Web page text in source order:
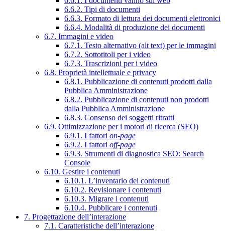
6.6.2. Tipi di documenti
6.6.3. Formato di lettura dei documenti elettronici
6.6.4. Modalità di produzione dei documenti
6.7. Immagini e video
6.7.1. Testo alternativo (alt text) per le immagini
6.7.2. Sottotitoli per i video
6.7.3. Trascrizioni per i video
6.8. Proprietà intellettuale e privacy
6.8.1. Pubblicazione di contenuti prodotti dalla
Pubblica Amministrazione
6.8.2. Pubblicazione di contenuti non prodotti
dalla Pubblica Amministrazione
6.8.3. Consenso dei soggetti ritratti
6.9. Ottimizzazione per i motori di ricerca (SEO)
6.9.1. I fattori on-page
6.9.2. I fattori off-page
6.9.3. Strumenti di diagnostica SEO: Search
Console
6.10. Gestire i contenuti
6.10.1. L’inventario dei contenuti
6.10.2. Revisionare i contenuti
6.10.3. Migrare i contenuti
6.10.4. Pubblicare i contenuti
7. Progettazione dell’interazione
7.1. Caratteristiche dell’interazione